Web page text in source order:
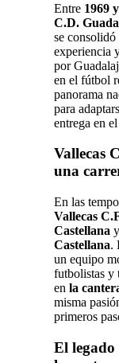
Entre 1969
C.D.
se
experiencia
por
en el fútbol
panorama
para
entrega en
Vallecas
una
En las
Vallecas
Castellana
Castellana.
un equipo
futbolistas y
en la
misma
primeros
El